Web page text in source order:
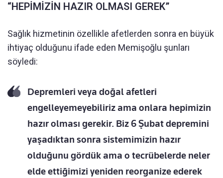
“HEPİMİZİN HAZIR OLMASI GEREK”
Sağlık hizmetinin özellikle afetlerden sonra en büyük
ihtiyaç olduğunu ifade eden Memişoğlu şunları
söyledi:
Depremleri veya doğal afetleri
engelleyemeyebiliriz ama onlara hepimizin
hazır olması gerekir. Biz 6 Şubat depremini
yaşadıktan sonra sistemimizin hazır
olduğunu gördük ama o tecrübelerde neler
elde ettiğimizi yeniden reorganize ederek